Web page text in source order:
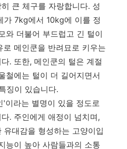
큰 체구를 자랑합니다. 성
가 7kg에서 10kg에 이를 정
와 더불어 부드럽고 긴 털이
로 메인쿤을 반려묘로 키우는
. 또한, 메인쿤의 털은 계절
철에는 털이 더 길어지면서
징이 있습니다.
이라는 별명이 있을 정도로
. 주인에게 애정이 넘치며,
유대감을 형성하는 고양이입
능이 높아 사람들과의 소통